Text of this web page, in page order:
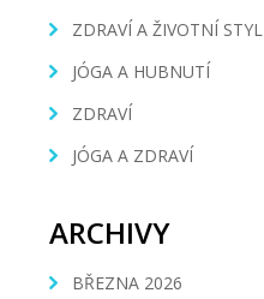
ZDRAVÍ A ŽIVOTNÍ STYL
JÓGA A HUBNUTÍ
ZDRAVÍ
JÓGA A ZDRAVÍ
ARCHIVY
BŘEZNA 2026